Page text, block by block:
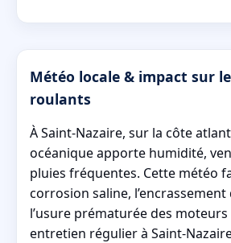
Météo locale & impact sur
roulants
À Saint-Nazaire, sur la côte
océanique apporte humidité,
pluies fréquentes. Cette météo
corrosion saline,
l’usure prématurée des moteurs
entretien régulier à Saint-